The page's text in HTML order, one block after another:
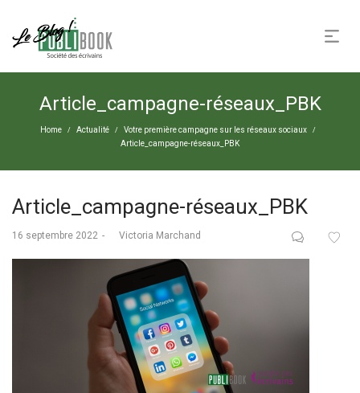
Article_campagne-réseaux_PBK
Home / Actualité / Votre première campagne sur les réseaux sociaux /
Article_campagne-réseaux_PBK
Article_campagne-réseaux_PBK
Posted
16 septembre 2022 byVictoria Marchand